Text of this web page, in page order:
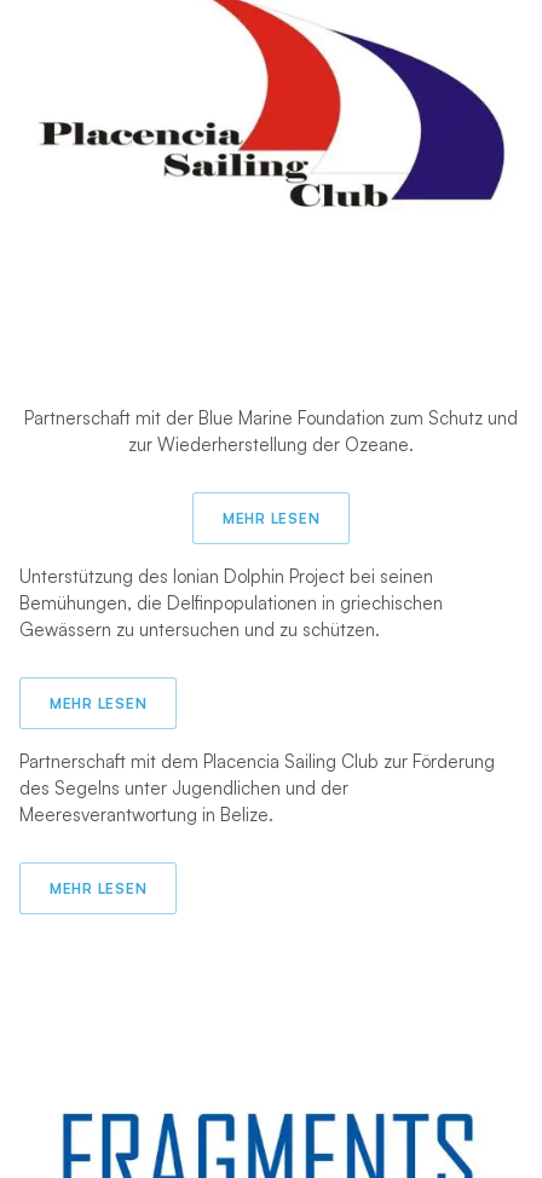
Partnerschaft mit der Blue Marine Foundation zum Schutz und
zur Wiederherstellung der Ozeane.
MEHR LESEN
Unterstützung des Ionian Dolphin Project bei seinen
Bemühungen, die Delfinpopulationen in griechischen
Gewässern zu untersuchen und zu schützen.
MEHR LESEN
Partnerschaft mit dem Placencia Sailing Club zur Förderung
des Segelns unter Jugendlichen und der
Meeresverantwortung in Belize.
MEHR LESEN